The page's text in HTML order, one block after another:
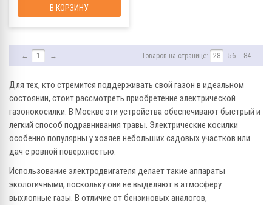
В КОРЗИНУ
← 1 → Товаров на странице: 28 56 84
Для тех, кто стремится поддерживать свой газон в идеальном
состоянии, стоит рассмотреть приобретение электрической
газонокосилки. В Москве эти устройства обеспечивают быстрый и
легкий способ подравнивания травы. Электрические косилки
особенно популярны у хозяев небольших садовых участков или
дач с ровной поверхностью.
Использование электродвигателя делает такие аппараты
экологичными, поскольку они не выделяют в атмосферу
выхлопные газы. В отличие от бензиновых аналогов,